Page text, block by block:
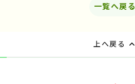
一覧へ戻る
上へ戻る